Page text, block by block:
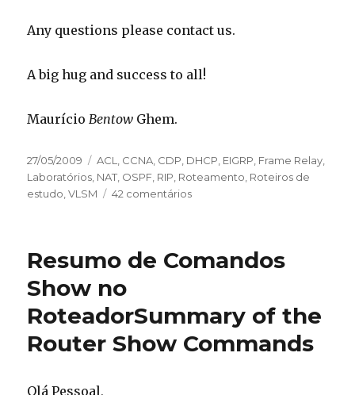
Any questions please contact us.
A big hug and success to all!
Maurício Bentow Ghem.
Publicado
em
27/05/2009 Categorias
ACL CCNA CDP DHCP EIGRP Frame Relay
Laboratórios NAT OSPF RIP Roteamento Roteiros de
estudo ,VLSM 42 comentários
Passo-
para
CCNAPackage
of
Resumo de Comandos
Show no
RoteadorSummary of the
Router Show Commands
Olá Pessoal,